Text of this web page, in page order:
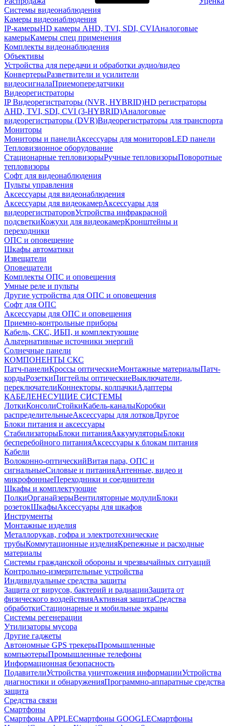
Системы видеонаблюдения
Камеры видеонаблюдения
IP-камерыHD камеры AHD, TVI, SDI, CVIАналоговые
камерыКамеры спец применения
Комплекты видеонаблюдения
Объективы
Устройства для передачи и обработки аудио/видео
КонвертерыРазветвители и усилители
видеосигналаПриемопередатчики
Видеорегистраторы
IP Видеорегистраторы (NVR, HYBRID)HD регистраторы
AHD, TVI, SDI, CVI (3-HYBRID)Аналоговые
видеорегистраторы (DVR)Видеорегистраторы для транспорта
Мониторы
Мониторы и панелиАксессуары для мониторовLED панели
Тепловизионное оборудование
Стационарные тепловизорыРучные тепловизорыПоворотные
тепловизоры
Софт для видеонаблюдения
Пульты управления
Аксессуары для видеонаблюдения
Аксессуары для видеокамерАксессуары для
видеорегистраторовУстройства инфракрасной
подсветкиКожухи для видеокамерКронштейны и
переходники
ОПС и оповещение
Шкафы автоматики
Извещатели
Оповещатели
Комплекты ОПС и оповещения
Умные реле и пульты
Другие устройства для ОПС и оповещения
Софт для ОПС
Аксессуары для ОПС и оповещения
Приемно-контрольные приборы
Кабель, СКС, ИБП, и комплектующие
Альтернативные источники энергий
Солнечные панели
КОМПОНЕНТЫ СКС
Патч-панелиКроссы оптическиеМонтажные материалыПатч-
кордыРозеткиПигтейлы оптическиеВыключатели,
переключателиКоннекторы, колпачкиАдаптеры
КАБЕЛЕНЕСУЩИЕ СИСТЕМЫ
ЛоткиКонсолиСтойкиКабель-каналыКоробки
распределительныеАксессуары для лотковДругое
Блоки питания и аксессуары
СтабилизаторыБлоки питанияАккумуляторыБлоки
бесперебойного питанияАксессуары к блокам питания
Кабели
Волоконно-оптическийВитая пара, ОПС и
сигнальныеСиловые и питанияАнтенные, видео и
микрофонныеПереходники и соединители
Шкафы и комплектующие
ПолкиОрганайзерыВентиляторные модулиБлоки
розетокШкафыАксессуары для шкафов
Инструменты
Монтажные изделия
Металлорукав, гофра и электротехнические
трубыКоммутационные изделияКрепежные и расходные
материалы
Системы гражданской обороны и чрезвычайных ситуаций
Контрольно-измерительные устройства
Индивидуальные средства защиты
Защита от вирусов, бактерий и радиацииЗащита от
физического воздействияАктивная защитаСредства
обработкиСтационарные и мобильные экраны
Системы регенерации
Утилизаторы мусора
Другие гаджеты
Автономные GPS трекерыПромышленные
компьютерыПромышленные телефоны
Информационная безопасность
ПодавителиУстройства уничтожения информацииУстройства
диагностики и обнаруженияПрограммно-аппаратные средства
защита
Средства связи
Смартфоны
Смартфоны APPLEСмартфоны GOOGLEСмартфоны